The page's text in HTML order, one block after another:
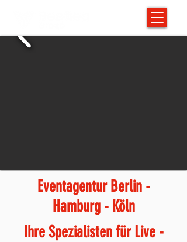
Eventagentur Berlin -
Hamburg - Köln
Ihre Spezialisten für Live -